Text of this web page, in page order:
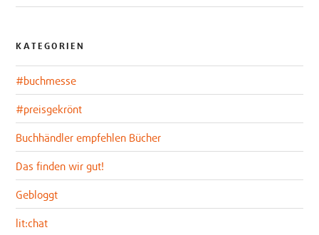
KATEGORIEN
#buchmesse
#preisgekrönt
Buchhändler empfehlen Bücher
Das finden wir gut!
Gebloggt
lit:chat